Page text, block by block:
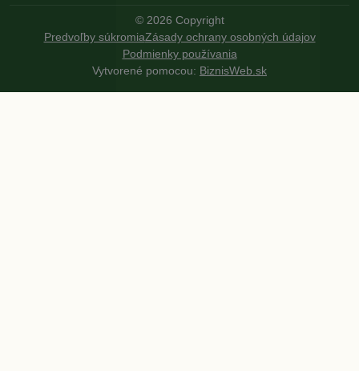
© 2026 Copyright
Predvoľby súkromiaZásady ochrany osobných údajov
Podmienky používania
Vytvorené pomocou: BiznisWeb.sk